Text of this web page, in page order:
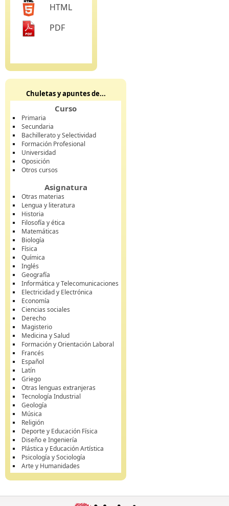
HTML
PDF
Chuletas y apuntes de...
Curso
Primaria
Secundaria
Bachillerato y Selectividad
Formación Profesional
Universidad
Oposición
Otros cursos
Asignatura
Otras materias
Lengua y literatura
Historia
Filosofía y ética
Matemáticas
Biología
Física
Química
Inglés
Geografía
Informática y Telecomunicaciones
Electricidad y Electrónica
Economía
Ciencias sociales
Derecho
Magisterio
Medicina y Salud
Formación y Orientación Laboral
Francés
Español
Latín
Griego
Otras lenguas extranjeras
Tecnología Industrial
Geología
Música
Religión
Deporte y Educación Física
Diseño e Ingeniería
Plástica y Educación Artística
Psicología y Sociología
Arte y Humanidades